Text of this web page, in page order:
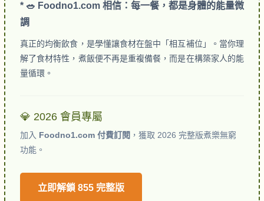
* 🥗 Foodno1.com 相信：每一餐，都是身體的能量微
調
真正的均衡飲食，是學懂讓食材在盤中「相互補位」。當你理
解了食材特性，煮飯便不再是重複備餐，而是在構築家人的能
量循環。
💎 2026 會員專屬
加入 Foodno1.com 付費訂閱 ，獲取 2026 完整版煮樂無窮
功能。
立即解鎖 855 完整版